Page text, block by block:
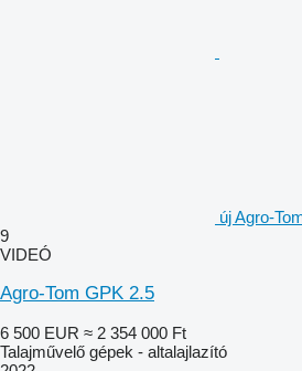
új Agro-
9
VIDEÓ
Agro-Tom GPK 2.5
6 500 EUR ≈ 2 354 000 Ft
Talajművelő gépek - altalajlazító